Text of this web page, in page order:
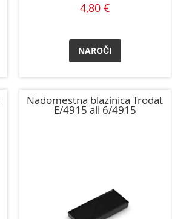
4,80 €
NAROČI
Nadomestna blazinica Trodat
E/4915 ali 6/4915